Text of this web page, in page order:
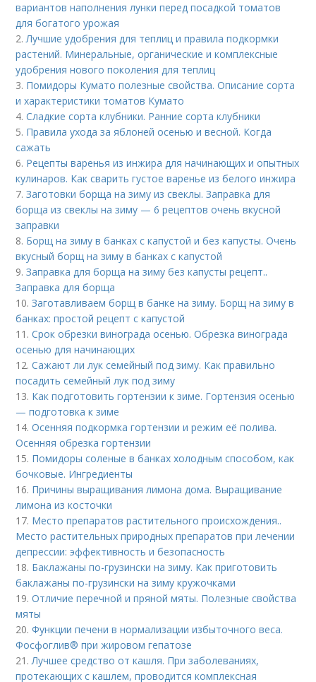
вариантов наполнения лунки перед посадкой томатов
для богатого урожая
2. Лучшие удобрения для теплиц и правила подкормки
растений. Минеральные, органические и комплексные
удобрения нового поколения для теплиц
3. Помидоры Кумато полезные свойства. Описание сорта
и характеристики томатов Кумато
4.Сладкие сорта клубники. Ранние сорта клубники
5. Правила ухода за яблоней осенью и весной. Когда
сажать
6. Рецепты варенья из инжира для начинающих и опытных
кулинаров. Как сварить густое варенье из белого инжира
7.Заготовки борща на зиму из свеклы. Заправка для
борща из свеклы на зиму — 6 рецептов очень вкусной
заправки
8. Борщ на зиму в банках с капустой и без капусты. Очень
вкусный борщ на зиму в банках с капустой
9.Заправка для борща на зиму без капусты рецепт..
Заправка для борща
10.Заготавливаем борщ в банке на зиму. Борщ на зиму в
банках: простой рецепт с капустой
11.Срок обрезки винограда осенью. Обрезка винограда
осенью для начинающих
12.Сажают ли лук семейный под зиму. Как правильно
посадить семейный лук под зиму
13. Как подготовить гортензии к зиме. Гортензия осенью
— подготовка к зиме
14.Осенняя подкормка гортензии и режим её полива.
Осенняя обрезка гортензии
15. Помидоры соленые в банках холодным способом, как
бочковые. Ингредиенты
16. Причины выращивания лимона дома. Выращивание
лимона из косточки
17. Место препаратов растительного происхождения..
Место растительных природных препаратов при лечении
депрессии: эффективность и безопасность
18. Баклажаны по-грузински на зиму. Как приготовить
баклажаны по-грузински на зиму кружочками
19.Отличие перечной и пряной мяты. Полезные свойства
мяты
20.Функции печени в нормализации избыточного веса.
Фосфоглив® при жировом гепатозе
21. Лучшее средство от кашля. При заболеваниях,
протекающих с кашлем, проводится комплексная